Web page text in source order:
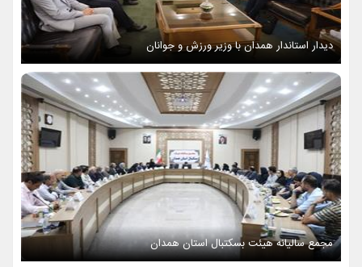
دیدار استاندار همدان با وزیر ورزش و جوانان
مجمع سالیانه هیئت بسکتبال استان همدان